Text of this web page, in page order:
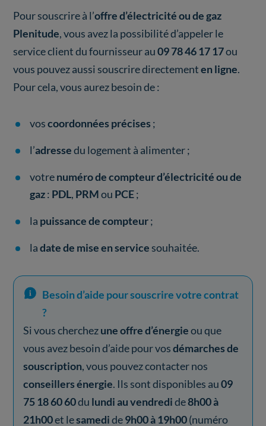
Pour souscrire à l’offre d’électricité ou de gaz
Plenitude, vous avez la possibilité d’appeler le
service client du fournisseur au09 78 46 17 17ou
vous pouvez aussi souscrire directementen ligne.
Pour cela, vous aurez besoin de :
voscoordonnées précises ;
l’adressedu logement à alimenter ;
votrenuméro de compteur d’électricité ou de
gaz: PDL, PRMou PCE;
la puissance de compteur;
ladate de mise en service souhaitée.
Besoin d’aide pour souscrire votre contrat
?
Si vous cherchezune offre d’énergieou que
vous avez besoin d’aide pour vosdémarches de
souscription, vous pouvez contacter nos
conseillers énergie. Ils sont disponibles au09
75 18 60 60du lundi au vendredide8h00 à
21h00et lesamedide9h00 à 19h00(numéro